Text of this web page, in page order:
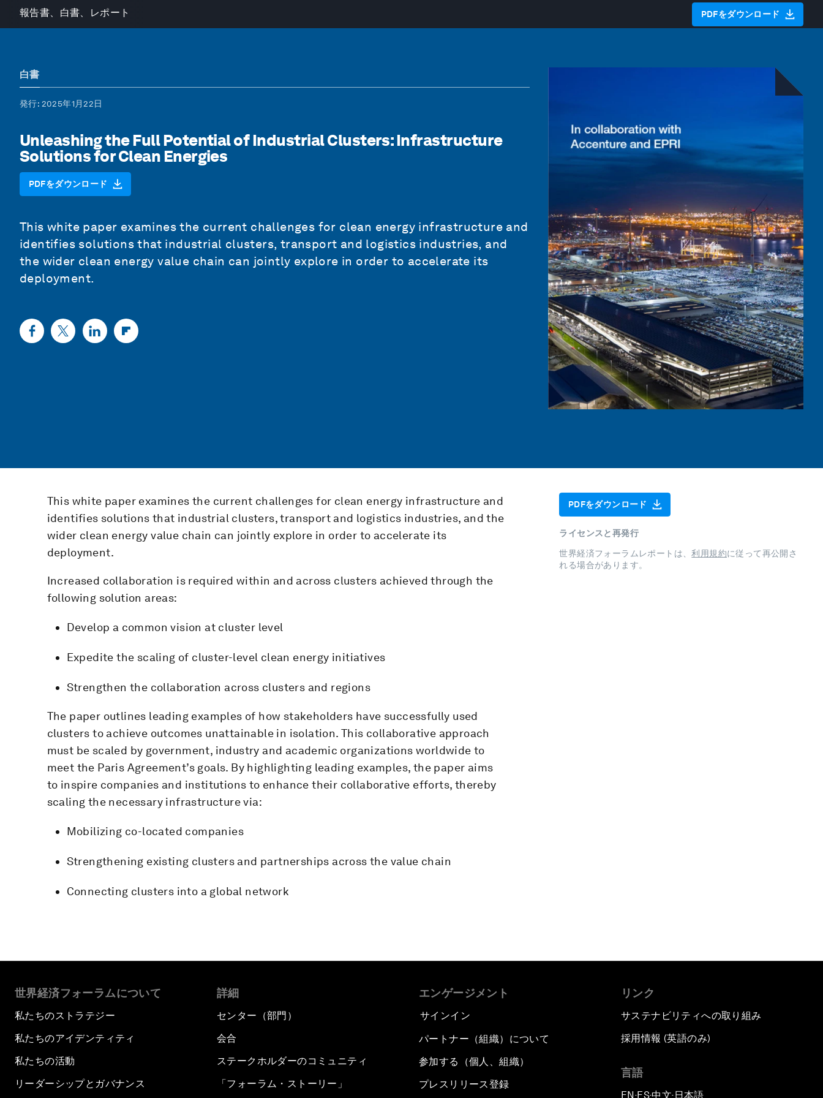
報告書、白書、レポート PDFをダウンロード
白書
発行: 2025年1月22日
Unleashing the Full Potential of Industrial Clusters: Infrastructure
Solutions for Clean Energies
PDFをダウンロード
This white paper examines the current challenges for clean energy infrastructure and
identifies solutions that industrial clusters, transport and logistics industries, and
the wider clean energy value chain can jointly explore in order to accelerate its
deployment.
This white paper examines the current challenges for clean energy infrastructure and
identifies solutions that industrial clusters, transport and logistics industries, and the
wider clean energy value chain can jointly explore in order to accelerate its
deployment.
Increased collaboration is required within and across clusters achieved through the
following solution areas:
Develop a common vision at cluster level
Expedite the scaling of cluster-level clean energy initiatives
Strengthen the collaboration across clusters and regions
The paper outlines leading examples of how stakeholders have successfully used
clusters to achieve outcomes unattainable in isolation. This collaborative approach
must be scaled by government, industry and academic organizations worldwide to
meet the Paris Agreement’s goals. By highlighting leading examples, the paper aims
to inspire companies and institutions to enhance their collaborative efforts, thereby
scaling the necessary infrastructure via:
Mobilizing co-located companies
Strengthening existing clusters and partnerships across the value chain
Connecting clusters into a global network
PDFをダウンロード
ライセンスと再発行
世界経済フォーラムレポートは、利用規約に従って再公開さ
れる場合があります。
世界経済フォーラムについて
私たちのストラテジー
私たちのアイデンティティ
私たちの活動
リーダーシップとガバナンス
詳細
センター（部門）
会合
ステークホルダーのコミュニティ
「フォーラム・ストーリー」
エンゲージメント
サインイン
パートナー（組織）について
参加する（個人、組織）
プレスリリース登録
リンク
サステナビリティへの取り組み
採用情報 (英語のみ)
言語
EN ▪ ES▪中文▪ 日本語